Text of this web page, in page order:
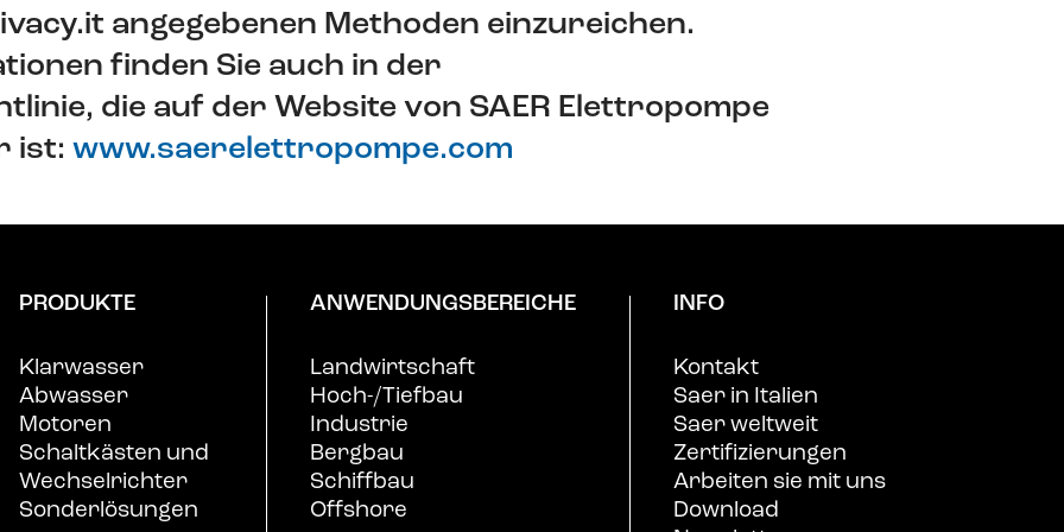
angegebenen Methoden einzureichen.
finden Sie auch in der
die auf der Website von SAER Elettropompe
ist: www.saerelettropompe.com
PRODUKTE
Klarwasser
Abwasser
Motoren
Schaltkästen und
Wechselrichter
Sonderlösungen
ANWENDUNGSBEREICHE
Landwirtschaft
Hoch-/Tiefbau
Industrie
Bergbau
Schiffbau
Offshore
INFO
Kontakt
Saer in Italien
Saer weltweit
Zertifizierungen
Arbeiten sie mit uns
Download